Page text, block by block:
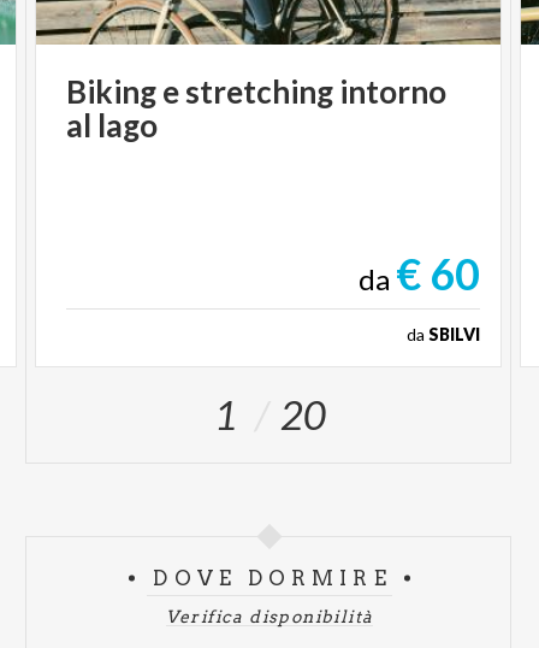
Bikingestretching intorno
al lago
da € 60
da SBILVI
1 20
DOVE DORMIRE
Verifica disponibilità